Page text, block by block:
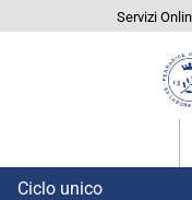
Servizi
Ciclo unico